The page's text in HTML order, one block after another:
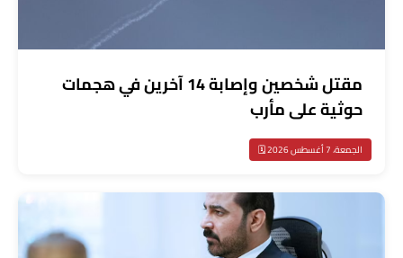
مقتل شخصين وإصابة 14 آخرين في هجمات
حوثية على مأرب
الجمعة، 7 أغسطس 2026 🗓️